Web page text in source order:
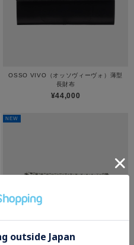
OSSO VIVO（オッソヴィーヴォ）薄型
長財布
¥44,000
NEW